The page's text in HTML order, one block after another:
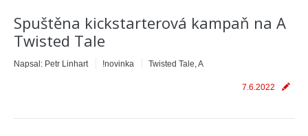
Spuštěna kickstarterová kampaň na A
Twisted Tale
Napsal: Petr Linhart !novinka Twisted Tale, A
7.6.2022